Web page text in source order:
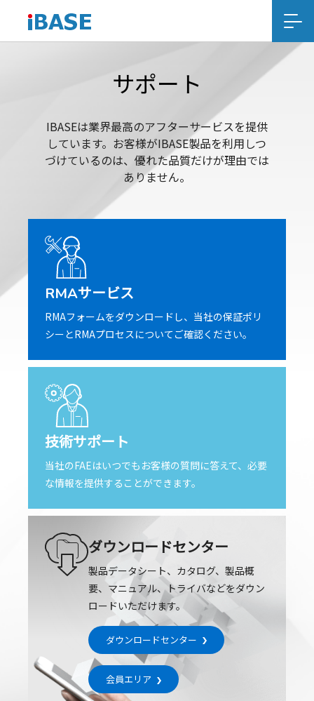
サポート
IBASEは業界最高のアフターサービスを提供
しています。お客様がIBASE製品を利用しつ
づけているのは、優れた品質だけが理由では
ありません。
RMAサービス
RMAフォームをダウンロードし、当社の保証ポリ
シーとRMAプロセスについてご確認ください。
技術サポート
当社のFAEはいつでもお客様の質問に答えて、必要
な情報を提供することができます。
ダウンロードセンター
製品データシート、カタログ、製品概
要、マニュアル、トライバなどをダウン
ロードいただけます。
ダウンロードセンター
会員エリア